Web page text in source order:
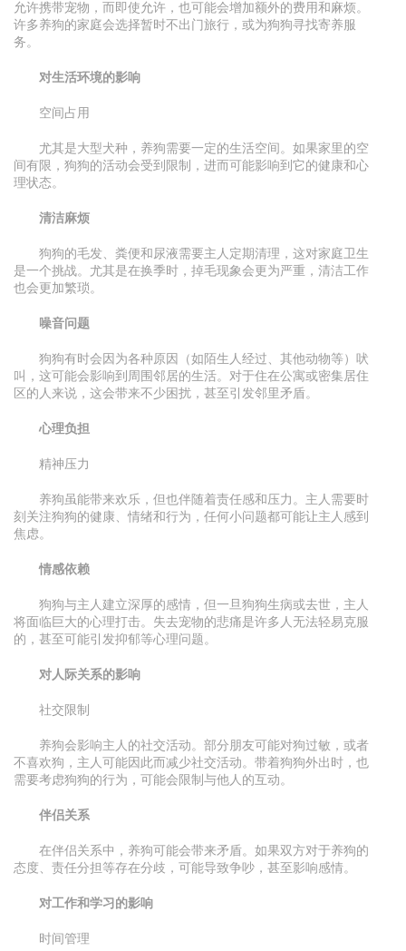
允许携带宠物，而即使允许，也可能会增加额外的费用和麻烦。
许多养狗的家庭会选择暂时不出门旅行，或为狗狗寻找寄养服
务。
对生活环境的影响
空间占用
尤其是大型犬种，养狗需要一定的生活空间。如果家里的空
间有限，狗狗的活动会受到限制，进而可能影响到它的健康和心
理状态。
清洁麻烦
狗狗的毛发、粪便和尿液需要主人定期清理，这对家庭卫生
是一个挑战。尤其是在换季时，掉毛现象会更为严重，清洁工作
也会更加繁琐。
噪音问题
狗狗有时会因为各种原因（如陌生人经过、其他动物等）吠
叫，这可能会影响到周围邻居的生活。对于住在公寓或密集居住
区的人来说，这会带来不少困扰，甚至引发邻里矛盾。
心理负担
精神压力
养狗虽能带来欢乐，但也伴随着责任感和压力。主人需要时
刻关注狗狗的健康、情绪和行为，任何小问题都可能让主人感到
焦虑。
情感依赖
狗狗与主人建立深厚的感情，但一旦狗狗生病或去世，主人
将面临巨大的心理打击。失去宠物的悲痛是许多人无法轻易克服
的，甚至可能引发抑郁等心理问题。
对人际关系的影响
社交限制
养狗会影响主人的社交活动。部分朋友可能对狗过敏，或者
不喜欢狗，主人可能因此而减少社交活动。带着狗狗外出时，也
需要考虑狗狗的行为，可能会限制与他人的互动。
伴侣关系
在伴侣关系中，养狗可能会带来矛盾。如果双方对于养狗的
态度、责任分担等存在分歧，可能导致争吵，甚至影响感情。
对工作和学习的影响
时间管理